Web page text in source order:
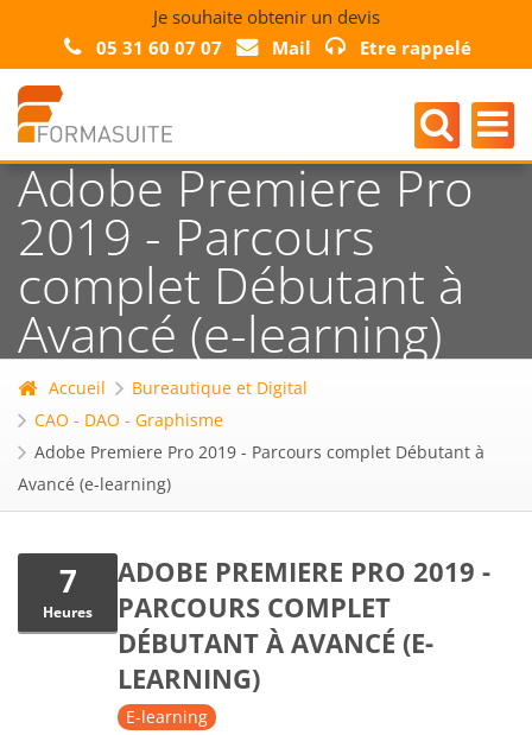
Je souhaite obtenir un devis
05 31 60 07 07
Mail Etre rappelé
Adobe Premiere Pro
2019 - Parcours
complet Débutant à
Avancé (e-learning)
Accueil
Bureautique et Digital
CAO - DAO - Graphisme
Adobe Premiere Pro 2019 - Parcours complet Débutant à
Avancé (e-learning)
7
Heures
ADOBE PREMIERE PRO 2019 -
PARCOURS COMPLET
DÉBUTANT À AVANCÉ (E-
LEARNING)
E-learning